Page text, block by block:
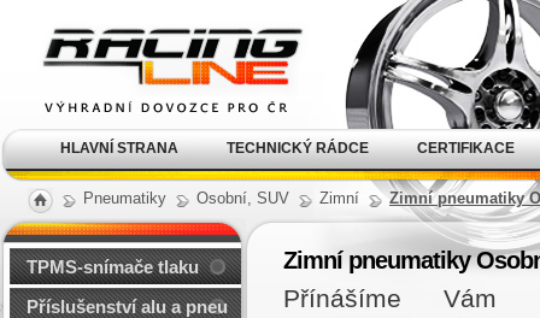
Pneumatiky Osobní, SUV Zimní Zimní pneumatiky
Zimní pneumatiky
Přínášíme Vám
TPMS-snímače tlaku
Příslušenství alu a pneu
kola Racing Line
HLAVNÍ STRANA TECHNICKÝ RÁDCE CERTIFIKACE